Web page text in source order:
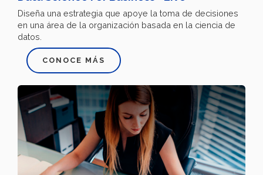
Diseña una estrategia que apoye la toma de decisiones
en una área de la organización basada en la ciencia de
datos.
CONOCE MÁS